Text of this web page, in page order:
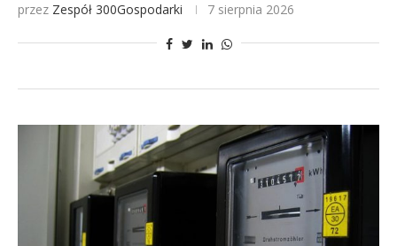
przez Zespół 300Gospodarki 7 sierpnia 2026